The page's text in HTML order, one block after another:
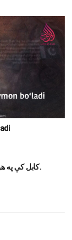
کابل کې په هوټل برید د درې‌ خوارجو په هلاکت پای ته ورسېد.